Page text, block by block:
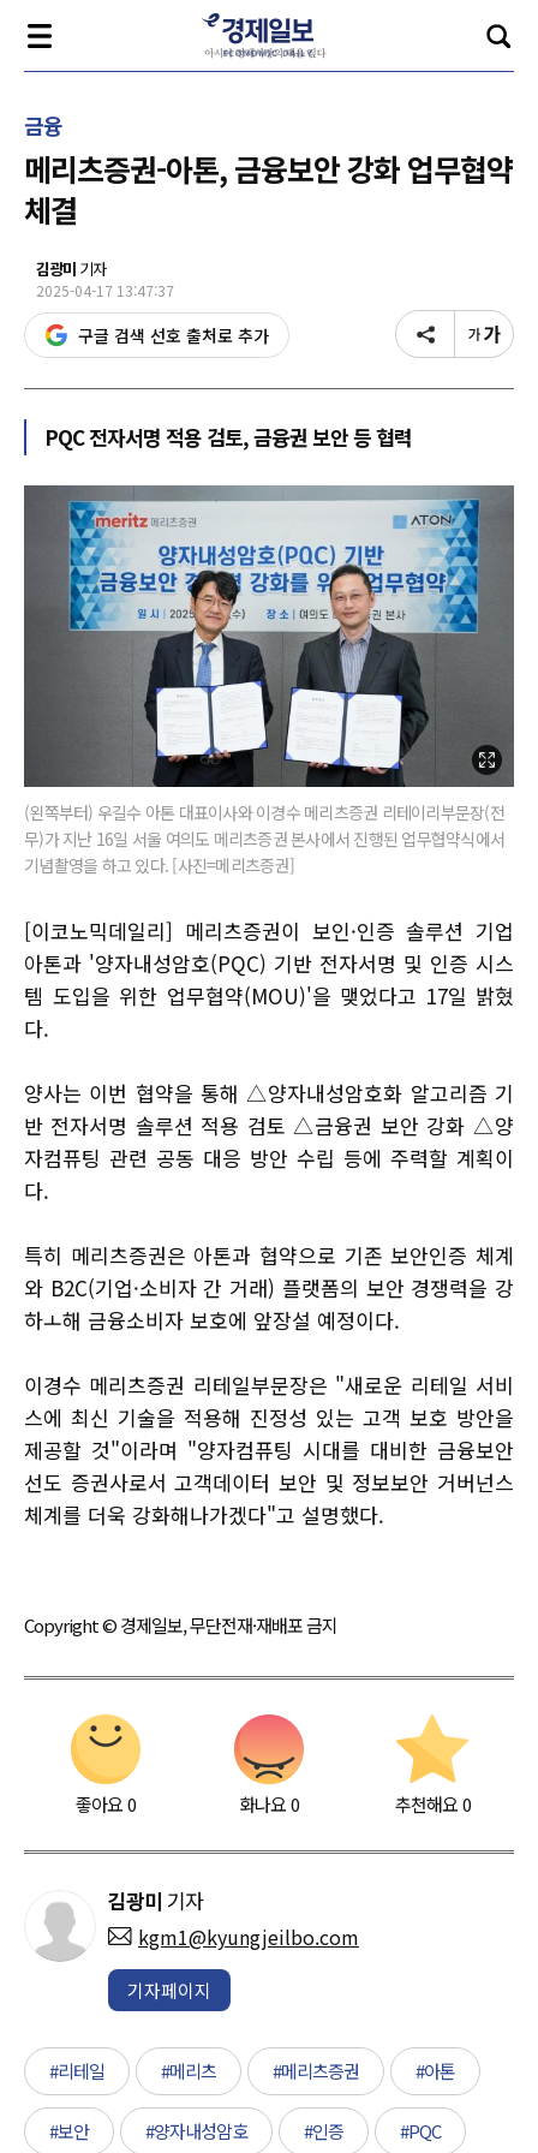
금융
메리츠증권-아톤, 금융보안 강화 업무협약
체결
김광미 기자
2025-04-17 13:47:37
구글 검색 선호 출처로 추가
PQC 전자서명 적용 검토, 금융권 보안 등 협력
(왼쪽부터) 우길수 아톤 대표이사와 이경수 메리츠증권 리테이리부문장(전
무)가 지난 16일 서울 여의도 메리츠증권 본사에서 진행된 업무협약식에서
기념촬영을 하고 있다. [사진=메리츠증권]
[이코노믹데일리] 메리츠증권이 보인·인증 솔루션 기업
아톤과 '양자내성암호(PQC) 기반 전자서명 및 인증 시스
템 도입을 위한 업무협약(MOU)'을 맺었다고 17일 밝혔
다.
양사는 이번 협약을 통해 △양자내성암호화 알고리즘 기
반 전자서명 솔루션 적용 검토 △금융권 보안 강화 △양
자컴퓨팅 관련 공동 대응 방안 수립 등에 주력할 계획이
다.
특히 메리츠증권은 아톤과 협약으로 기존 보안인증 체계
와 B2C(기업·소비자 간 거래) 플랫폼의 보안 경쟁력을 강
하ㅗ해 금융소비자 보호에 앞장설 예정이다.
이경수 메리츠증권 리테일부문장은 "새로운 리테일 서비
스에 최신 기술을 적용해 진정성 있는 고객 보호 방안을
제공할 것"이라며 "양자컴퓨팅 시대를 대비한 금융보안
선도 증권사로서 고객데이터 보안 및 정보보안 거버넌스
체계를 더욱 강화해나가겠다"고 설명했다.
Copyright © 경제일보, 무단전재·재배포 금지
좋아요0 화나요0 추천해요 0
김광미 기자
kgm1@kyungjeilbo.com
기자페이지
#리테일 #메리츠 #메리츠증권 #아톤
#보안 #양자내성암호 #인증 #PQC